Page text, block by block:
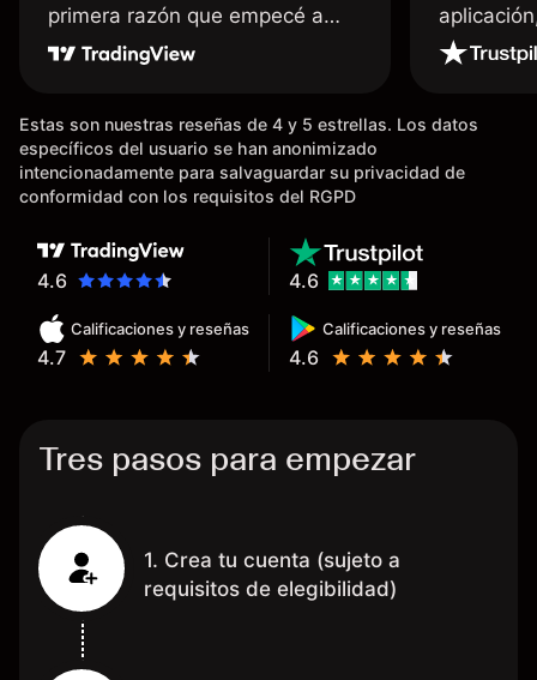
primera razón que empecé a
usar Capital fue la llegada de mi
dinero de inmediato a mi cuenta
existentes en el mercado que
tardan días o tienen mucha
burocracia; y la segunda razón,
hecho de operar en un mercado
determinado, debido a los
spread y al volumen existente.
Mientras más activo seas, más
dinero te reembolsa. Muchas
Estas son nuestras reseñas de 4 y 5 estrellas. Los datos
específicos del usuario se han anonimizado
intencionadamente para salvaguardar su privacidad de
conformidad con los requisitos del RGPD
4.6
Calificaciones y reseñas
4.7
Calificaciones y reseñas
4.6
4.6
Tres pasos para empezar
1. Crea tu cuenta (sujeto a
requisitos de elegibilidad)